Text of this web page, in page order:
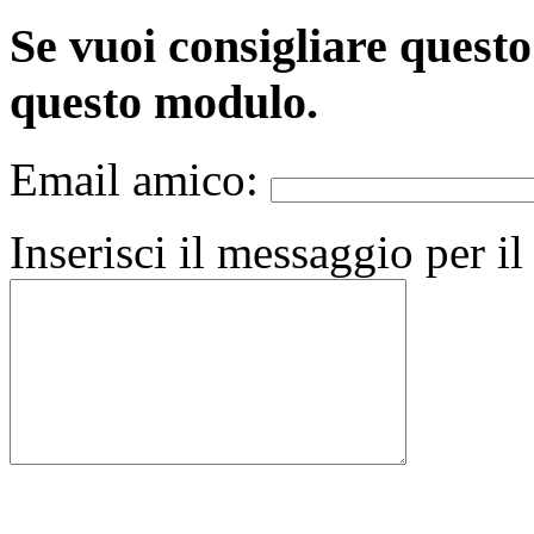
Se vuoi consigliare
questo modulo.
Email amico:
Inserisci il messaggio per